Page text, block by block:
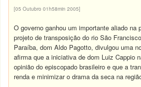
[05 Outubro 01h58min 2005]
O governo ganhou um importante aliado na
projeto de transposição do rio São
Paraíba, dom Aldo Pagotto, divulgou uma
afirma que a iniciativa de dom Luiz Cappio
opinião do episcopado brasileiro e que a
renda e minimizar o drama da seca na